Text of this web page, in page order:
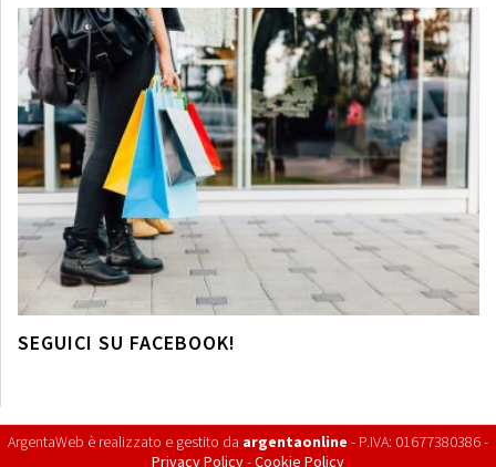
SEGUICI SU FACEBOOK!
ArgentaWeb è realizzato e gestito da argentaonline - P.IVA: 01677380386 -
Privacy Policy-Cookie Policy